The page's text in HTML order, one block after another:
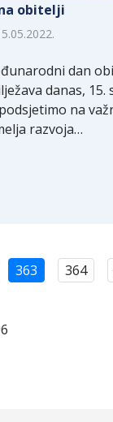
obitelji
dan
danas,
na
razvoja…
363 364